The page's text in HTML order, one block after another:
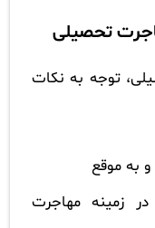
تحصیلی
توجه به نکات
و به موقع
زمینه مهاجرت